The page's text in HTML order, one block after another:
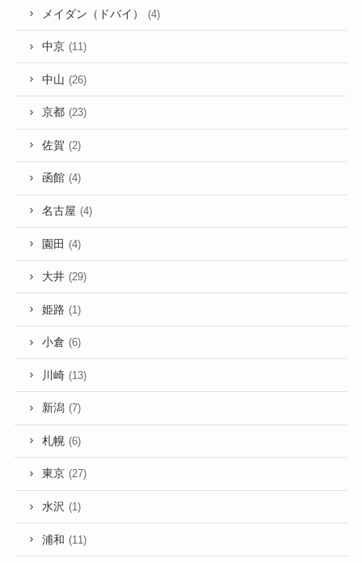
メイダン（ドバイ） (4)
中京 (11)
中山 (26)
京都 (23)
佐賀 (2)
函館 (4)
名古屋 (4)
園田 (4)
大井 (29)
姫路 (1)
小倉 (6)
川崎 (13)
新潟 (7)
札幌 (6)
東京 (27)
水沢 (1)
浦和 (11)